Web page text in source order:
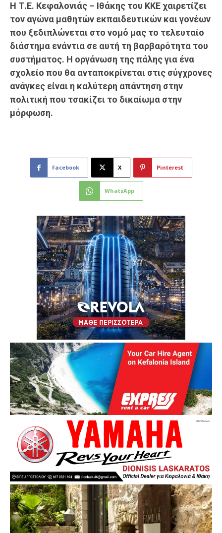
Η Τ.Ε. Κεφαλονιάς – Ιθάκης του ΚΚΕ χαιρετίζει
τον αγώνα μαθητών εκπαιδευτικών και γονέων
που ξεδιπλώνεται στο νομό μας το τελευταίο
διάστημα ενάντια σε αυτή τη βαρβαρότητα του
συστήματος. Η οργάνωση της πάλης για ένα
σχολείο που θα ανταποκρίνεται στις σύγχρονες
ανάγκες είναι η καλύτερη απάντηση στην
πολιτική που τσακίζει το δικαίωμα στην
μόρφωση.
Facebook X Pinterest
WhatsApp